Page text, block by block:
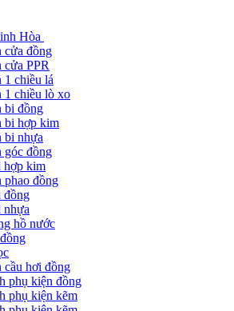
Hòa
cửa đồng
cửa PPR
1 chiều lá
1 chiều lò xo
bi đồng
bi hợp kim
bi nhựa
góc đồng
hợp kim
phao đồng
đồng
hồ nước
cầu hơi đồng
phụ kiện đồng
phụ kiện kẽm